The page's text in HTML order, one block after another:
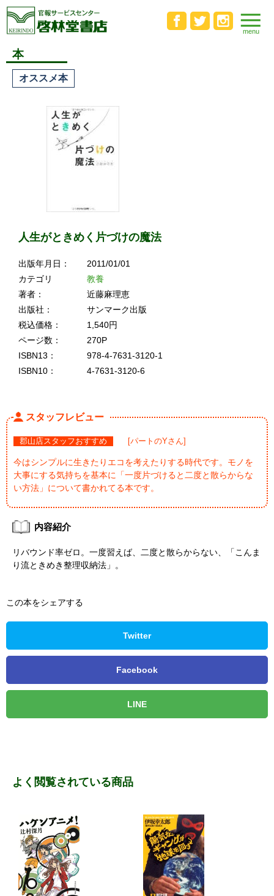
本
オススメ本
人生がときめく片づけの魔法
出版年月日：
2011/01/01
カテゴリ
教養
著者：
近藤麻理恵
出版社：
サンマーク出版
税込価格：
1,540円
ページ数：
270P
ISBN13：
978-4-7631-3120-1
ISBN10：
4-7631-3120-6
スタッフレビュー
郡山店スタッフおすすめ [パートのYさん]
今はシンプルに生きたりエコを考えたりする時代です。モノを
大事にする気持ちを基本に「一度片づけると二度と散らからな
い方法」について書かれてる本です。
内容紹介
リバウンド率ゼロ。一度習えば、二度と散らからない、「こんま
り流ときめき整理収納法」。
この本をシェアする
Twitter
Facebook
LINE
よく閲覧されている商品